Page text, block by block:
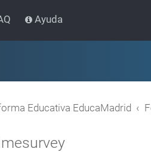
Ayuda
Educativa EducaMadrid